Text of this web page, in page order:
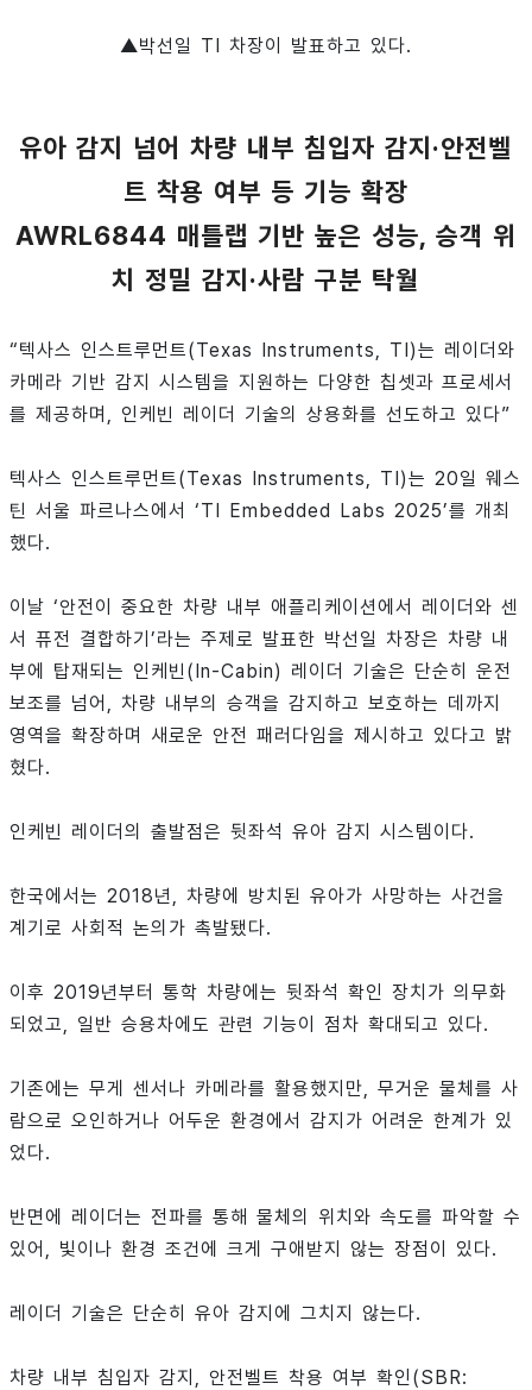
▲박선일 TI 차장이 발표하고 있다.
유아 감지 넘어 차량 내부 침입자 감지·안전벨
트 착용 여부 등 기능 확장
AWRL6844 매틀랩 기반 높은 성능, 승객 위
치 정밀 감지·사람 구분 탁월
“텍사스 인스트루먼트(Texas Instruments, TI)는 레이더와
카메라 기반 감지 시스템을 지원하는 다양한 칩셋과 프로세서
를 제공하며, 인케빈 레이더 기술의 상용화를 선도하고 있다”
텍사스 인스트루먼트(Texas Instruments, TI)는 20일 웨스
틴 서울 파르나스에서 ‘TI Embedded Labs 2025’를 개최
했다.
이날 ‘안전이 중요한 차량 내부 애플리케이션에서 레이더와 센
서 퓨전 결합하기’라는 주제로 발표한 박선일 차장은 차량 내
부에 탑재되는 인케빈(In-Cabin) 레이더 기술은 단순히 운전
보조를 넘어, 차량 내부의 승객을 감지하고 보호하는 데까지
영역을 확장하며 새로운 안전 패러다임을 제시하고 있다고 밝
혔다.
인케빈 레이더의 출발점은 뒷좌석 유아 감지 시스템이다.
한국에서는 2018년, 차량에 방치된 유아가 사망하는 사건을
계기로 사회적 논의가 촉발됐다.
이후 2019년부터 통학 차량에는 뒷좌석 확인 장치가 의무화
되었고, 일반 승용차에도 관련 기능이 점차 확대되고 있다.
기존에는 무게 센서나 카메라를 활용했지만, 무거운 물체를 사
람으로 오인하거나 어두운 환경에서 감지가 어려운 한계가 있
었다.
반면에 레이더는 전파를 통해 물체의 위치와 속도를 파악할 수
있어, 빛이나 환경 조건에 크게 구애받지 않는 장점이 있다.
레이더 기술은 단순히 유아 감지에 그치지 않는다.
차량 내부 침입자 감지, 안전벨트 착용 여부 확인(SBR: